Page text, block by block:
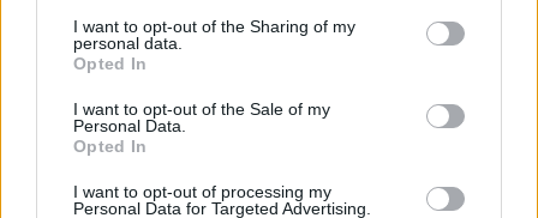
I want to opt-out of the Sharing of my
personal data.
Opted In
I want to opt-out of the Sale of my
Personal Data.
Opted In
I want to opt-out of processing my
Personal Data for Targeted Advertising.
Milé čtenářky a milí čtenáři,
přestože srpen se v redakcích započítává do tzv. okurkové sezóny,
letos se o největší sklizené okurce na Ekolistu nepsalo. Nejvíce se
psalo o sklizni šumavským kůrovcem napadených stromů a její
blokádě.
vyhledávání – a Šumava